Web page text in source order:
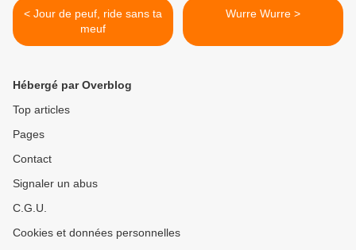
< Jour de peuf, ride sans ta
meuf
Wurre Wurre >
Hébergé par Overblog
Top articles
Pages
Contact
Signaler un abus
C.G.U.
Cookies et données personnelles